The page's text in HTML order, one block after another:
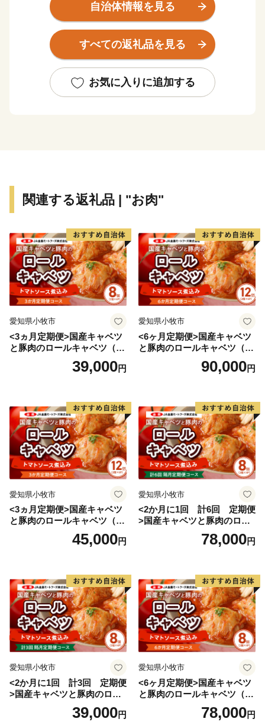
ので年間通じて住みやすいまちです。
「とうみ」とも読めないし、ちょっと知名度が低いかも
しれない。でもとにかく、良いまちなんです。
新幹線をつかえば、東京から90分。
上信越道自動車道東部湯の丸インターチェンジもあり、
味しいものもたくさん！
■□■……………………………………………………
返礼品等のお問い合わせはこちらへ
TEL：050-1807-3266（平日10：00～17：00）
※土日祝日、年末年始を除く
……………………………………………………■□■
自治体情報を見る
すべての返礼品を見る
お気に入りに追加する
関連する返礼品 | "お肉"
愛知県小牧市
<3ヵ月定期便>国産キャベツ
と豚肉のロールキャベツ（4P
39,000円
愛知県小牧市
<6ヶ月定期便>国産キャベツ
と豚肉のロールキャベツ（6P
90,000円
愛知県小牧市
<3ヵ月定期便>国産キャベツ
と豚肉のロールキャベツ（6P
45,000円
愛知県小牧市
<2か月に1回 計6回 定期便
>国産キャベツと豚肉のロー
ルキャベツ（4P入り）
78,000円
愛知県小牧市
<2か月に1回 計3回 定期便
>国産キャベツと豚肉のロー
ルキャベツ（4P入り）
39,000円
愛知県小牧市
<6ヶ月定期便>国産キャベツ
と豚肉のロールキャベツ（4P
78,000円